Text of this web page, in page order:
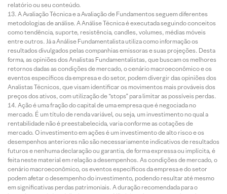
relatório ou seu conteúdo.
A Avaliação Técnica e a Avaliação de Fundamentos seguem diferentes
metodologias de análise. A Análise Técnica é executada seguindo conceitos
como tendência, suporte, resistência, candles, volumes, médias móveis
entre outros. Já a Análise Fundamentalista utiliza como informação os
resultados divulgados pelas companhias emissoras e suas projeções. Desta
forma, as opiniões dos Analistas Fundamentalistas, que buscam os melhores
retornos dadas as condições de mercado, o cenário macroeconômico e os
eventos específicos da empresa e do setor, podem divergir das opiniões dos
Analistas Técnicos, que visam identificar os movimentos mais prováveis dos
preços dos ativos, com utilização de “stops” para limitar as possíveis perdas.
Ação é uma fração do capital de uma empresa que é negociada no
mercado. É um título de renda variável, ou seja, um investimento no qual a
rentabilidade não é preestabelecida, varia conforme as cotações de
mercado. O investimento em ações é um investimento de alto risco e os
desempenhos anteriores não são necessariamente indicativos de resultados
futuros e nenhuma declaração ou garantia, de forma expressa ou implícita, é
feita neste material em relação a desempenhos. As condições de mercado, o
cenário macroeconômico, os eventos específicos da empresa e do setor
podem afetar o desempenho do investimento, podendo resultar até mesmo
em significativas perdas patrimoniais. A duração recomendada para o